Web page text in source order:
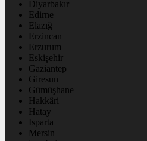
Diyarbakır
Edirne
Elazığ
Erzincan
Erzurum
Eskişehir
Gaziantep
Giresun
Gümüşhane
Hakkâri
Hatay
Isparta
Mersin